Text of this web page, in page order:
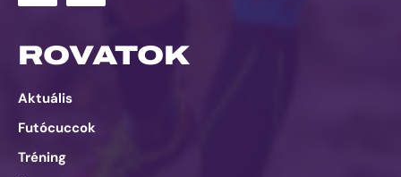
ROVATOK
Aktuális
Futócuccok
Tréning